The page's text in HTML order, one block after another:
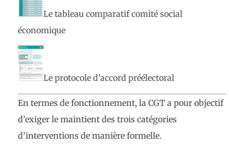
Le tableau comparatif comité social
économique
Le protocole d’accord préélectoral
En termes de fonctionnement, la CGT a pour objectif
d’exiger le maintient des trois catégories
d’interventions de manière formelle.